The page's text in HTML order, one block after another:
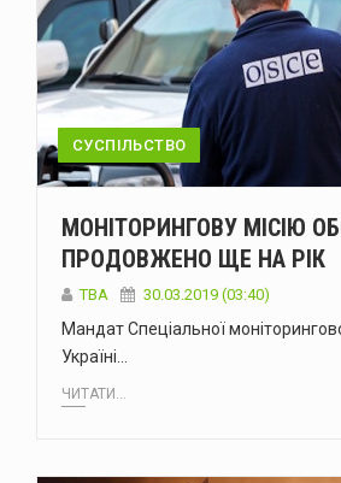
СУСПІЛЬСТВО
МОНІТОРИНГОВУ МІСІЮ
ПРОДОВЖЕНО ЩЕ НА РІК
TBA 30.03.2019 (03:40)
Мандат Спеціальної
Україні…
ЧИТАТИ...